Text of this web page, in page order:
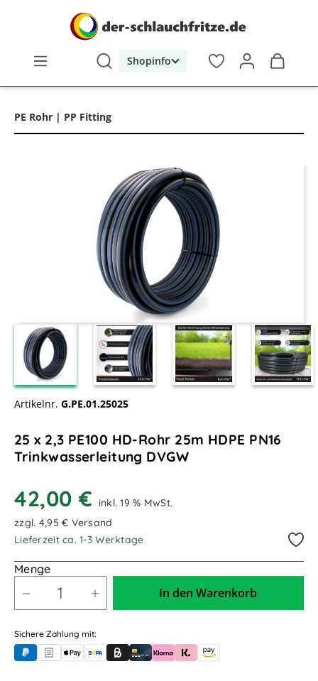
Shopinfo
PE Rohr | PP Fitting
Bildergalerie überspringen
Artikelnr. G.PE.01.25025
25 x 2,3 PE100 HD-Rohr 25m HDPE PN16
Trinkwasserleitung DVGW
42,00 €
inkl. 19 % MwSt.
zzgl. 4,95 € Versand
Lieferzeit ca. 1-3 Werktage
Menge
In den Warenkorb
Sichere Zahlung mit:
PayPalRechnungskauf (für Behörden)
Apple PayBanküberweisung (vorab)
Rechnungskauf (Billie)
Kreditkarte
Rechnung oder Ratenkauf (Klarna)
Sofortüberweisung (Klarna)
Amazon Pay